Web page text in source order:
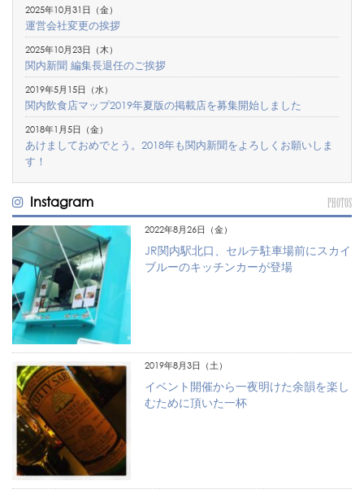
2025年10月31日（金）
運営会社変更の挨拶
2025年10月23日（木）
関内新聞 編集長退任のご挨拶
2019年5月15日（水）
関内飲食店マップ2019年夏版の掲載店を募集開始しました
2018年1月5日（金）
あけましておめでとう。2018年も関内新聞をよろしくお願いしま
す！
Instagram PHOTOS
2022年8月26日（金）
JR関内駅北口、セルテ駐車場前にスカイ
ブルーのキッチンカーが登場
2019年8月3日（土）
イベント開催から一夜明けた余韻を楽し
むために頂いた一杯